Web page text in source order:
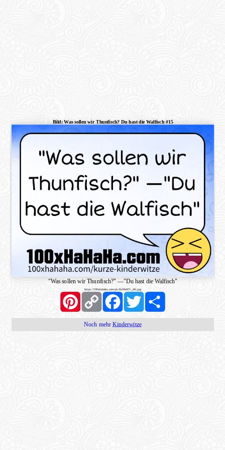
Bild: Was sollen wir Thunfisch? Du hast die Walfisch #15
"Was sollen wir Thunfisch?" —"Du hast die Walfisch"
https://100xhahaha.com/pic!fa94d47c_sfb.jpg
PinterestCopy
Link
FacebookTwitter Share
Noch mehr Kinderwitze